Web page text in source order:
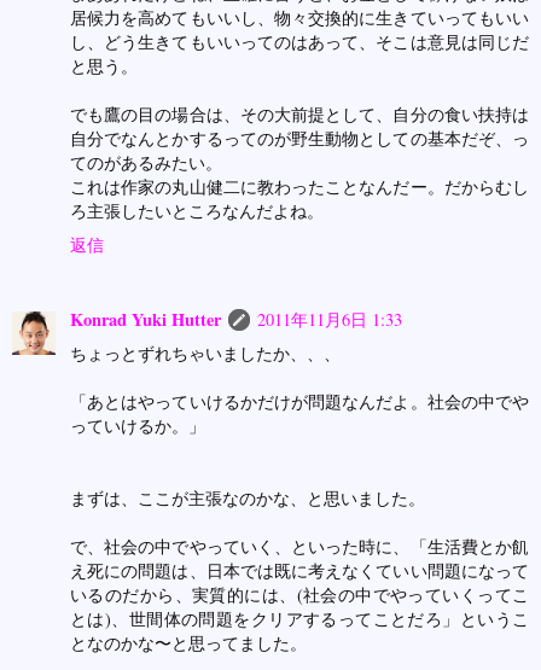
居候力を高めてもいいし、物々交換的に生きていってもいい
し、どう生きてもいいってのはあって、そこは意見は同じだ
と思う。
でも鷹の目の場合は、その大前提として、自分の食い扶持は
自分でなんとかするってのが野生動物としての基本だぞ、っ
てのがあるみたい。
これは作家の丸山健二に教わったことなんだー。だからむし
ろ主張したいところなんだよね。
返信
Konrad Yuki Hutter
2011年11月6日 1:33
ちょっとずれちゃいましたか、、、
「あとはやっていけるかだけが問題なんだよ。社会の中でや
っていけるか。」
まずは、ここが主張なのかな、と思いました。
で、社会の中でやっていく、といった時に、「生活費とか飢
え死にの問題は、日本では既に考えなくていい問題になって
いるのだから、実質的には、(社会の中でやっていくってこ
とは)、世間体の問題をクリアするってことだろ」というこ
となのかな〜と思ってました。